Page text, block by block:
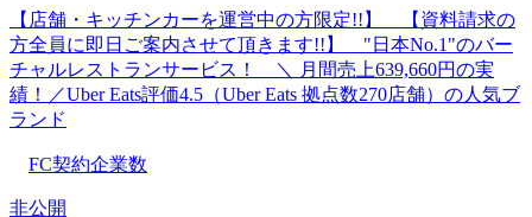
【店舗・キッチンカーを運営中の方限定!!】 【資料請求の
方全員に即日ご案内させて頂きます!!】 "日本No.1"のバー
チャルレストランサービス！ ＼ 月間売上639,660円の実
績！／Uber Eats評価4.5（Uber Eats 拠点数270店舗）の人気ブ
ランド
FC契約企業数
非公開